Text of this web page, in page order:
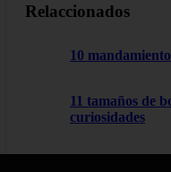
Relaccionados
10
11 tamaños de
curiosidades